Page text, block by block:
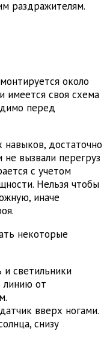
раздражителям.
около
имеется своя схема
перед
достаточно
не вызвали перегруз
с учетом
Нельзя чтобы
иначе
некоторые
светильники
линию от
вверх ногами.
снизу